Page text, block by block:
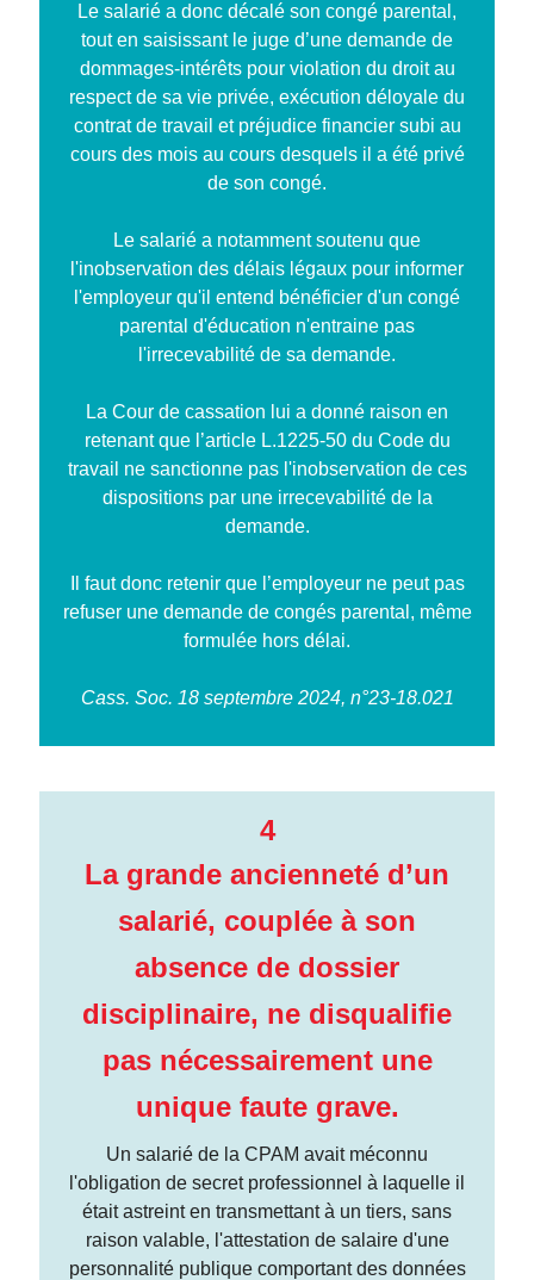
Le salarié a donc décalé son congé parental,
tout en saisissant le juge d’une demande de
dommages-intérêts pour violation du droit au
respect de sa vie privée, exécution déloyale du
contrat de travail et préjudice financier subi au
cours des mois au cours desquels il a été privé
de son congé.
Le salarié a notamment soutenu que
l'inobservation des délais légaux pour informer
l'employeur qu'il entend bénéficier d'un congé
parental d'éducation n'entraine pas
l'irrecevabilité de sa demande.
La Cour de cassation lui a donné raison en
retenant que l’article L.1225-50 du Code du
travail ne sanctionne pas l'inobservation de ces
dispositions par une irrecevabilité de la
demande.
Il faut donc retenir que l’employeur ne peut pas
refuser une demande de congés parental, même
formulée hors délai.
Cass. Soc. 18 septembre 2024, n°23-18.021
4
La grande ancienneté d’un
salarié, couplée à son
absence de dossier
disciplinaire, ne disqualifie
pas nécessairement une
unique faute grave.
Un salarié de la CPAM avait méconnu
l'obligation de secret professionnel à laquelle il
était astreint en transmettant à un tiers, sans
raison valable, l'attestation de salaire d'une
personnalité publique comportant des données